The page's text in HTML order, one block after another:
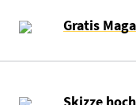
Gratis